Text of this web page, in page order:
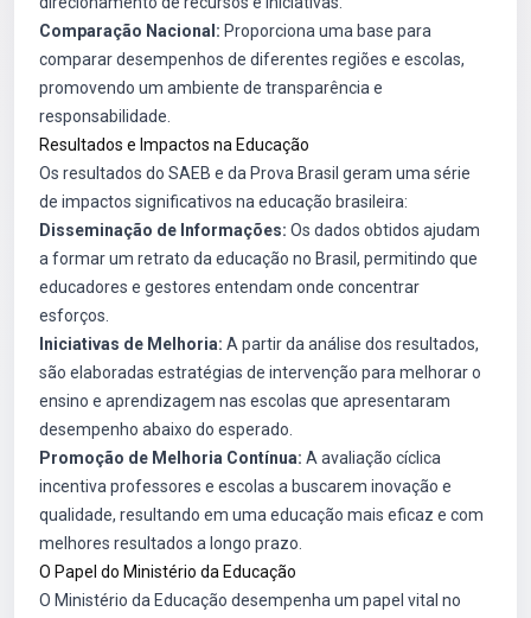
Comparação Nacional: Proporciona uma base para
comparar desempenhos de diferentes regiões e escolas,
promovendo um ambiente de transparência e
responsabilidade.
Resultados e Impactos na Educação
Os resultados do SAEB e da Prova Brasil geram uma série
de impactos significativos na educação brasileira:
Disseminação de Informações: Os dados obtidos ajudam
a formar um retrato da educação no Brasil, permitindo que
educadores e gestores entendam onde concentrar
esforços.
Iniciativas de Melhoria: A partir da análise dos resultados,
são elaboradas estratégias de intervenção para melhorar o
ensino e aprendizagem nas escolas que apresentaram
desempenho abaixo do esperado.
Promoção de Melhoria Contínua: A avaliação cíclica
incentiva professores e escolas a buscarem inovação e
qualidade, resultando em uma educação mais eficaz e com
melhores resultados a longo prazo.
O Papel do Ministério da Educação
O Ministério da Educação desempenha um papel vital no